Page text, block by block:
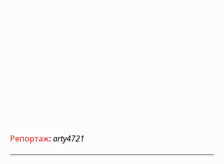
Репортаж: arty4721